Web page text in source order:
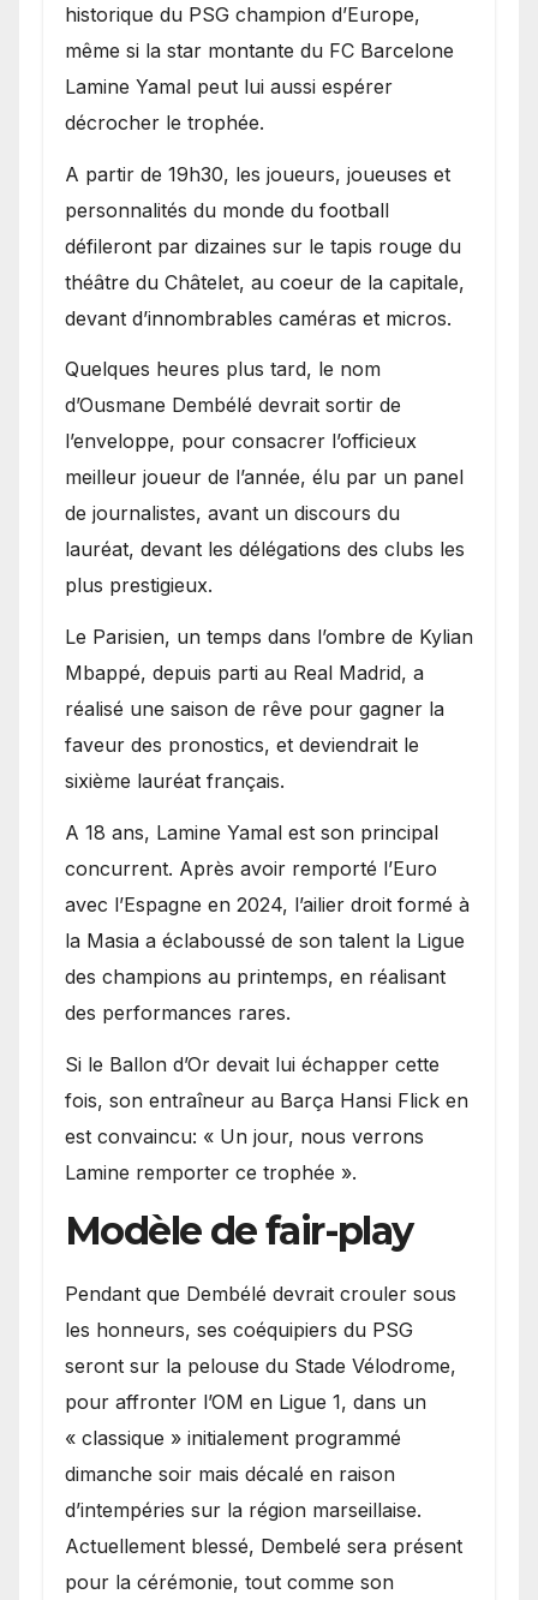
historique du PSG champion d’Europe,
même si la star montante du FC Barcelone
Lamine Yamal peut lui aussi espérer
décrocher le trophée.
A partir de 19h30, les joueurs, joueuses et
personnalités du monde du football
défileront par dizaines sur le tapis rouge du
théâtre du Châtelet, au coeur de la capitale,
devant d’innombrables caméras et micros.
Quelques heures plus tard, le nom
d’Ousmane Dembélé devrait sortir de
l’enveloppe, pour consacrer l’officieux
meilleur joueur de l’année, élu par un panel
de journalistes, avant un discours du
lauréat, devant les délégations des clubs les
plus prestigieux.
Le Parisien, un temps dans l’ombre de Kylian
Mbappé, depuis parti au Real Madrid, a
réalisé une saison de rêve pour gagner la
faveur des pronostics, et deviendrait le
sixième lauréat français.
A 18 ans, Lamine Yamal est son principal
concurrent. Après avoir remporté l’Euro
avec l’Espagne en 2024, l’ailier droit formé à
la Masia a éclaboussé de son talent la Ligue
des champions au printemps, en réalisant
des performances rares.
Si le Ballon d’Or devait lui échapper cette
fois, son entraîneur au Barça Hansi Flick en
est convaincu: « Un jour, nous verrons
Lamine remporter ce trophée ».
Modèle de fair-play
Pendant que Dembélé devrait crouler sous
les honneurs, ses coéquipiers du PSG
seront sur la pelouse du Stade Vélodrome,
pour affronter l’OM en Ligue 1, dans un
« classique » initialement programmé
dimanche soir mais décalé en raison
d’intempéries sur la région marseillaise.
Actuellement blessé, Dembelé sera présent
pour la cérémonie, tout comme son